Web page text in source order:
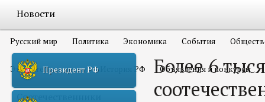
Новости
Русский мир Политика Экономика События
Это интересно всем История РФ Объявления и конкурсы
Соотечественники
Президент РФ
Более 6